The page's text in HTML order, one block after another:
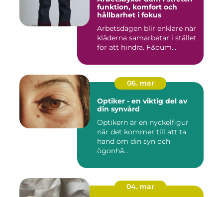
funktion, komfort och
hållbarhet i fokus
Arbetsdagen blir enklare när
kläderna samarbetar i stället
för att hindra. F&oum...
06. mar
Optiker - en viktig del av
din synvård
Optikern är en nyckelfigur
när det kommer till att ta
hand om din syn och
ögonhä...
04. mar